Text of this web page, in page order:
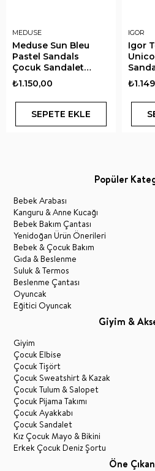
MEDUSE
Meduse Sun Bleu
Pastel Sandals
Çocuk Sandalet
Pastel Mavi
₺1.150,00
SEPETE EKLE
IGOR
Igor
Glitter
Popüler
Bebek Arabası
Kanguru & Anne Kucağı
Bebek Bakım Çantası
Yenidoğan Ürün Önerileri
Bebek & Çocuk Bakım
Gıda & Beslenme
Suluk & Termos
Beslenme Çantası
Oyuncak
Eğitici Oyuncak
Giyim &
Giyim
Çocuk Elbise
Çocuk Tişört
Çocuk Sweatshirt & Kazak
Çocuk Tulum & Salopet
Çocuk Pijama Takımı
Çocuk Ayakkabı
Çocuk Sandalet
Kız Çocuk Mayo & Bikini
Erkek Çocuk Deniz Şortu
Öne